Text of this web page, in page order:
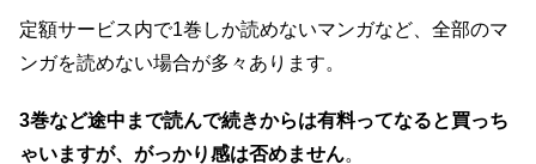
定額サービス内で1巻しか読めないマンガなど、全部のマ
ンガを読めない場合が多々あります。
3巻など途中まで読んで続きからは有料ってなると買っち
ゃいますが、がっかり感は否めません。